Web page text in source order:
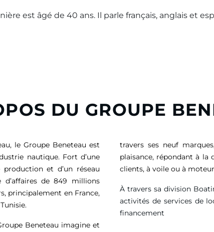
est âgé de 40 ans. Il parle français, anglais et
DU GROUPE
le Groupe Beneteau est
nautique. Fort d’une
et d’un réseau
de 849 millions
principalement en France,
Beneteau imagine et
travers ses neuf
plaisance, répondant à la
clients, à voile ou à
À travers sa division
activités de services de
financement